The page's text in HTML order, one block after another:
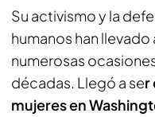
Su activismo y la
humanos han llevado
numerosas
décadas. Llegó a ser
mujeres en